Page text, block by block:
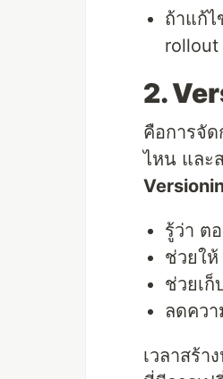
ถ้าแก้
2.
คือการจัด
ไหน และ
รู้ว่า ต
ช่วยให้
ช่วยเก็
ลดควา
เวลาสร้า